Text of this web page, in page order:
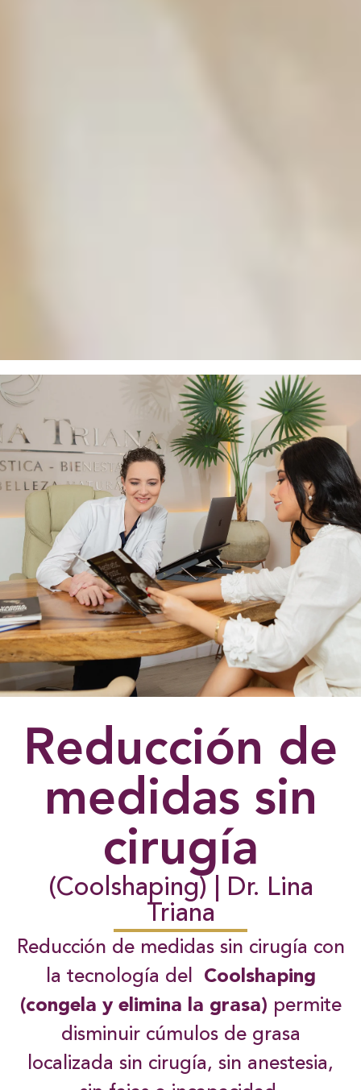
Reducción de
medidas sin
cirugía
(Coolshaping) | Dr. Lina
Triana
Reducción de medidas sin cirugía con
la tecnología del Coolshaping
(congela y elimina la grasa) permite
disminuir cúmulos de grasa
localizada sin cirugía, sin anestesia,